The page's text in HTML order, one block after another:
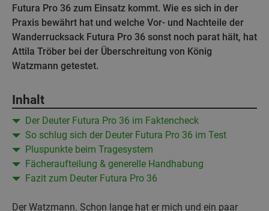
Futura Pro 36 zum Einsatz kommt. Wie es sich in der
Praxis bewährt hat und welche Vor- und Nachteile der
Wanderrucksack Futura Pro 36 sonst noch parat hält, hat
Attila Tröber bei der Überschreitung von König
Watzmann getestet.
Inhalt
Der Deuter Futura Pro 36 im Faktencheck
So schlug sich der Deuter Futura Pro 36 im Test
Pluspunkte beim Tragesystem
Fächeraufteilung & generelle Handhabung
Fazit zum Deuter Futura Pro 36
Der Watzmann. Schon lange hat er mich und ein paar